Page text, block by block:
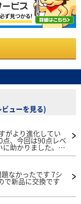
ューを見る)
がより進化してい
、今回は90点レベ
助かりました。今
らいに交換かな…
なかったです 7シ
で新品に交換です